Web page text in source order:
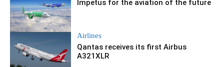
Impetus for the aviation of the future
Airlines
Qantas receives its first Airbus
A321XLR